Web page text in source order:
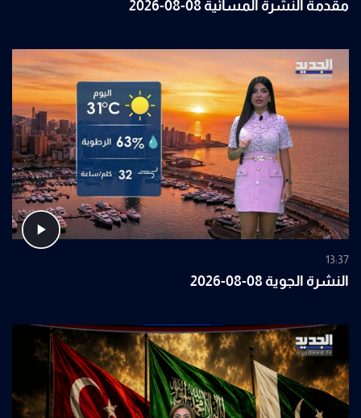
مقدمة النشرة المسائية 08-08-2026
13:37
النشرة الجوية 08-08-2026